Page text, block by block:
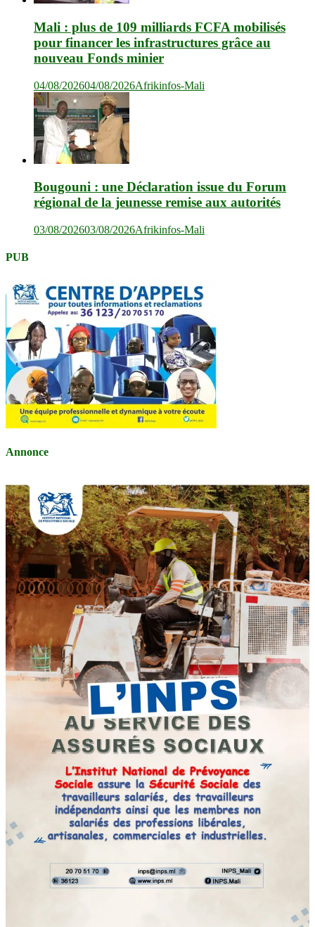
Mali : plus de 109 milliards FCFA mobilisés
pour financer les infrastructures grâce au
nouveau Fonds minier
04/08/202604/08/2026Afrikinfos-Mali
Bougouni : une Déclaration issue du Forum
régional de la jeunesse remise aux autorités
03/08/202603/08/2026Afrikinfos-Mali
PUB
Annonce